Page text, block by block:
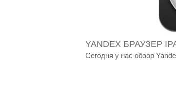
YANDEX БРАУЗЕР
Сегодня у нас обзор